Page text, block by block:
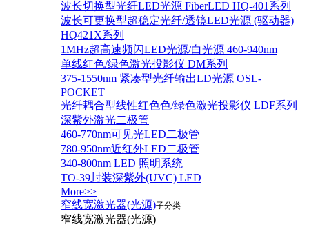
波长切换型光纤LED光源 FiberLED HQ-401系列
波长可更换型超稳定光纤/透镜LED光源 (驱动器)
HQ421X系列
1MHz超高速频闪LED光源/白光源 460-940nm
单线红色/绿色激光投影仪 DM系列
375-1550nm 紧凑型光纤输出LD光源 OSL-
POCKET
光纤耦合型线性红色色/绿色激光投影仪 LDF系列
深紫外激光二极管
460-770nm可见光LED二极管
780-950nm近红外LED二极管
340-800nm LED 照明系统
TO-39封装深紫外(UVC) LED
More>>
窄线宽激光器(光源)子分类
窄线宽激光器(光源)